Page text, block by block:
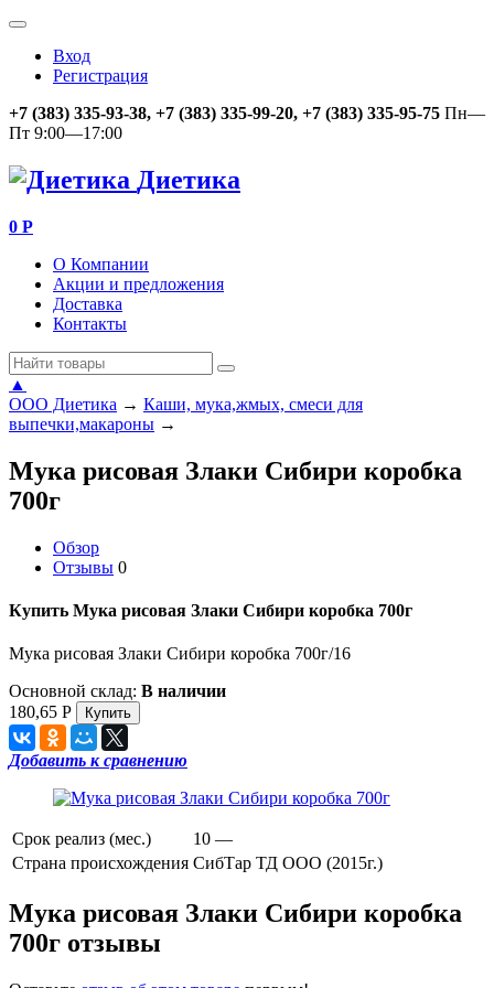
Вход
Регистрация
+7 (383) 335-93-38, +7 (383) 335-99-20, +7 (383) 335-95-75 Пн—
Пт 9:00—17:00
Диетика
0 Р
О Компании
Акции и предложения
Доставка
Контакты
▲
ООО Диетика → Каши, мука,жмых, смеси для
выпечки,макароны →
Мука рисовая Злаки Сибири коробка
700г
Обзор
Отзывы 0
Купить Мука рисовая Злаки Сибири коробка 700г
Мука рисовая Злаки Сибири коробка 700г/16
Основной склад: В наличии
180,65 Р
Добавить к сравнению
Срок реализ (мес.)
10 —
Страна происхождения СибТар ТД ООО (2015г.)
Мука рисовая Злаки Сибири коробка
700г отзывы